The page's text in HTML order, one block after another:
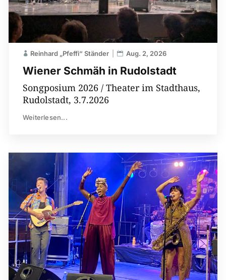
Wiener Schmäh in Rudolstadt
Reinhard „Pfeffi“ Ständer Aug. 2, 2026
Songposium 2026 / Theater im Stadthaus,
Rudolstadt, 3.7.2026
Weiterlesen...